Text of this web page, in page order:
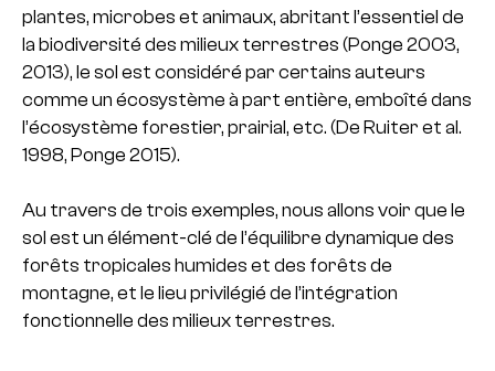
plantes, microbes et animaux, abritant l’essentiel de
la biodiversité des milieux terrestres (Ponge 2003,
2013), le sol est considéré par certains auteurs
comme un écosystème à part entière, emboîté dans
l’écosystème forestier, prairial, etc. (De Ruiter et al.
1998, Ponge 2015).
Au travers de trois exemples, nous allons voir que le
sol est un élément-clé de l’équilibre dynamique des
forêts tropicales humides et des forêts de
montagne, et le lieu privilégié de l’intégration
fonctionnelle des milieux terrestres.